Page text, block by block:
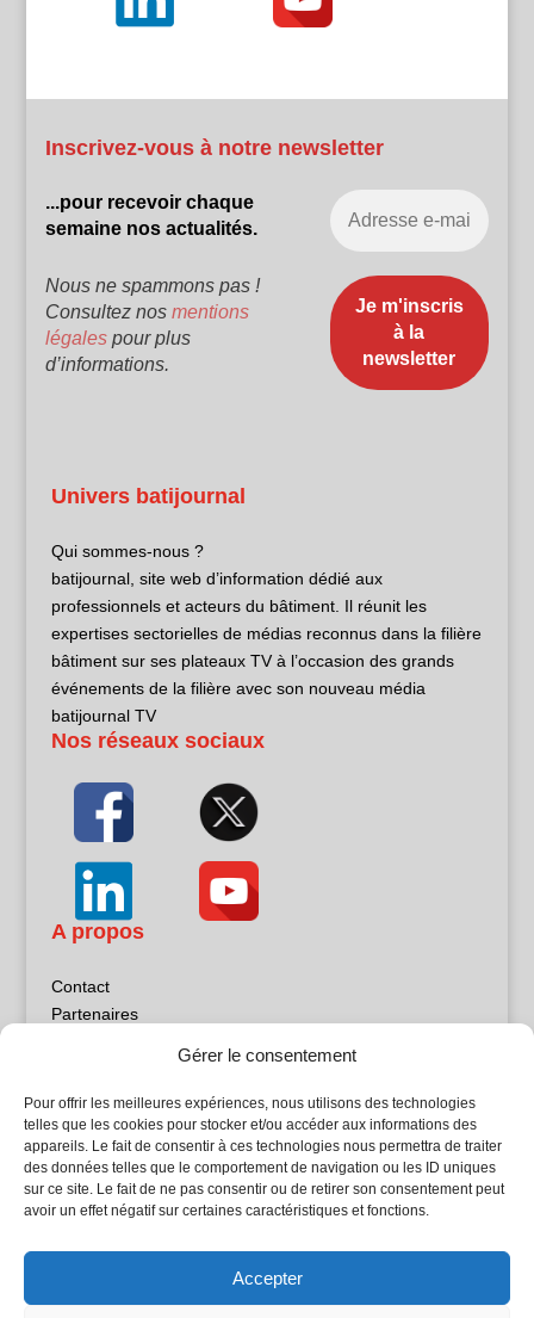
Gérer le consentement
Pour offrir les meilleures expériences, nous utilisons des technologies
telles que les cookies pour stocker et/ou accéder aux informations des
appareils. Le fait de consentir à ces technologies nous permettra de traiter
des données telles que le comportement de navigation ou les ID uniques
sur ce site. Le fait de ne pas consentir ou de retirer son consentement peut
avoir un effet négatif sur certaines caractéristiques et fonctions.
Accepter
Inscrivez-vous à notre newsletter
...pour recevoir chaque
semaine nos actualités.
Nous ne spammons pas !
Consultez nosmentions
légales pour plus
d’informations.
Univers batijournal
Qui sommes-nous ?
batijournal, site web d’information dédié aux
professionnels et acteurs du bâtiment. Il réunit les
expertises sectorielles de médias reconnus dans la filière
bâtiment sur ses plateaux TV à l’occasion des grands
événements de la filière avec son nouveau média
batijournal TV
Nos réseaux sociaux
A propos
Contact
Partenaires
Politique de confidentialité
Sites partenaires
5Façades
Atrium Patrimoine